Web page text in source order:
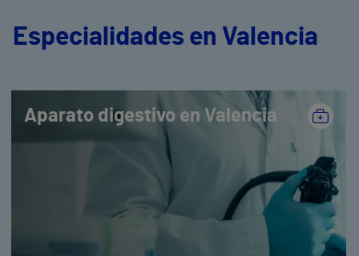
Especialidades en Valencia
Aparato digestivo en Valencia